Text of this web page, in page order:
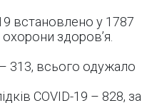
встановлено у 1787
здоров’я.
313, всього одужало
COVID-19 – 828, за